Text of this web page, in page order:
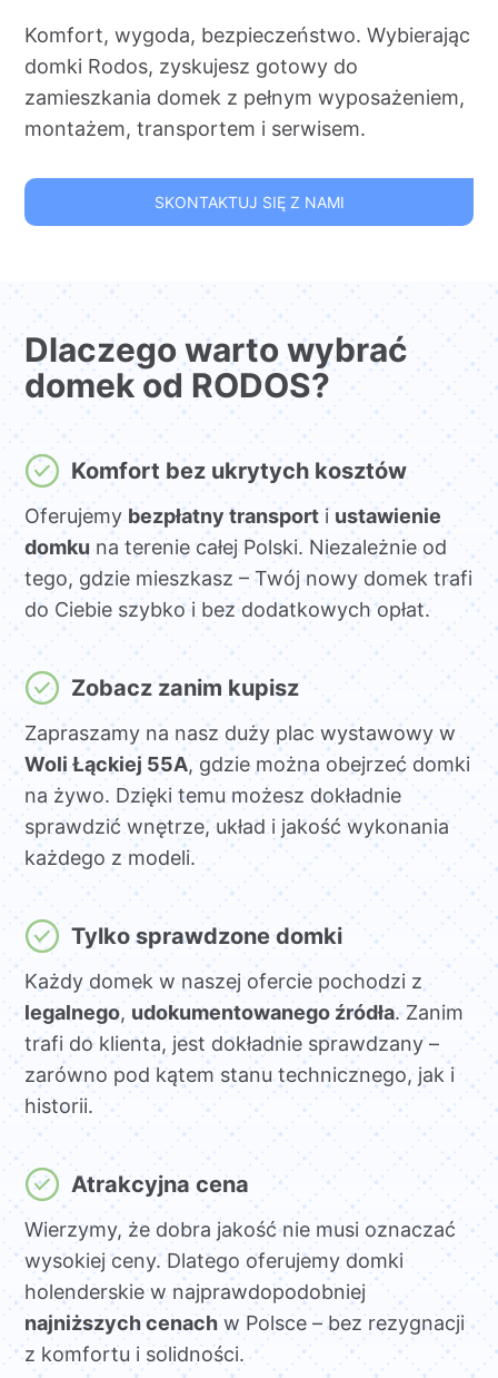
Komfort, wygoda, bezpieczeństwo. Wybierając
domki Rodos, zyskujesz gotowy do
zamieszkania domek z pełnym wyposażeniem,
montażem, transportem i serwisem.
SKONTAKTUJ SIĘ Z NAMI
Dlaczego warto wybrać
domek od RODOS?
Komfort bez ukrytych kosztów
Oferujemybezpłatny transporti ustawienie
domkuna terenie całej Polski. Niezależnie od
tego, gdzie mieszkasz – Twój nowy domek trafi
do Ciebie szybko i bez dodatkowych opłat.
Zobacz zanim kupisz
Zapraszamy na nasz duży plac wystawowy w
Woli Łąckiej 55A, gdzie można obejrzeć domki
na żywo. Dzięki temu możesz dokładnie
sprawdzić wnętrze, układ i jakość wykonania
każdego z modeli.
Tylko sprawdzone domki
Każdy domek w naszej ofercie pochodzi z
legalnego, udokumentowanego źródła. Zanim
trafi do klienta, jest dokładnie sprawdzany –
zarówno pod kątem stanu technicznego, jak i
historii.
Atrakcyjna cena
Wierzymy, że dobra jakość nie musi oznaczać
wysokiej ceny. Dlatego oferujemy domki
holenderskie w najprawdopodobniej
najniższych cenachw Polsce – bez rezygnacji
z komfortu i solidności.